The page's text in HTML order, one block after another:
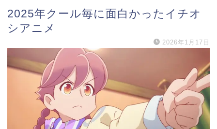
2025年クール毎に面白かったイチオ
シアニメ
2026年1月17日